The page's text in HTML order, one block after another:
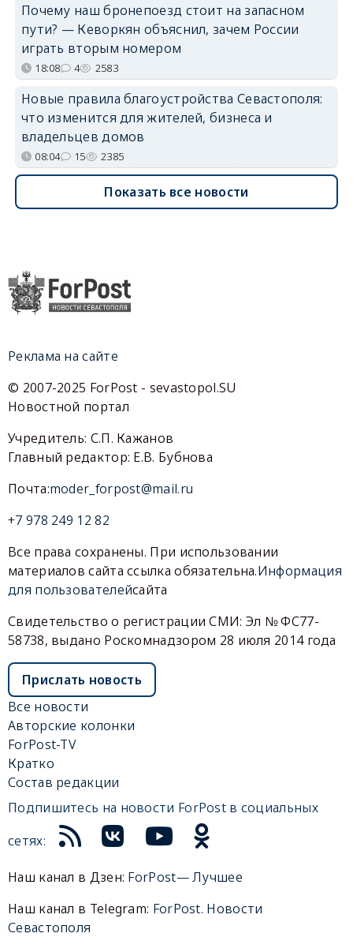
Почему наш бронепоезд стоит на запасном
пути? — Кеворкян объяснил, зачем России
играть вторым номером
18:08 4 2583
Новые правила благоустройства Севастополя:
что изменится для жителей, бизнеса и
владельцев домов
08:04 15 2385
Показать все новости
Реклама на сайте
© 2007-2025 ForPost - sevastopol.SU
Новостной портал
Учредитель: С.П. Кажанов
Главный редактор: Е.В. Бубнова
Почта:moder_forpost@mail.ru
+7 978 249 12 82
Все права сохранены. При использовании
материалов сайта ссылка обязательна.Информация
для пользователейсайта
Свидетельство о регистрации СМИ: Эл № ФС77-
58738, выдано Роскомнадзором 28 июля 2014 года
Прислать новость
Все новости
Авторские колонки
ForPost-TV
Кратко
Состав редакции
Подпишитесь на новости ForPost в социальных
сетях:
Наш канал в Дзен: ForPost— Лучшее
Наш канал в Telegram: ForPost. Новости
Севастополя